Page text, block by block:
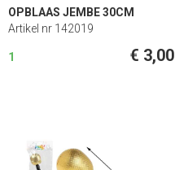
OPBLAAS JEMBE 30CM
Artikel nr 142019
1 € 3,00